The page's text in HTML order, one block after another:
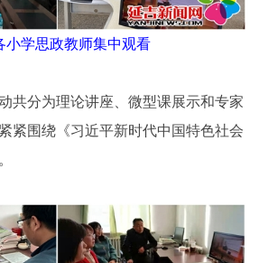
小学思政教师集中观看
分为理论讲座、微型课展示和专家
紧围绕《习近平新时代中国特色社会